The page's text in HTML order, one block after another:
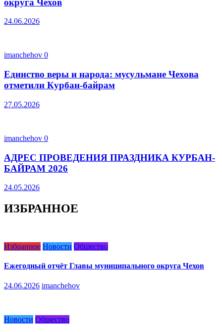
24.06.2026
imanchehov 0
Единство веры и народа: мусульмане Чехова
отметили Курбан-байрам
27.05.2026
imanchehov 0
АДРЕС ПРОВЕДЕНИЯ ПРАЗДНИКА КУРБАН-
БАЙРАМ 2026
24.05.2026
ИЗБРАННОЕ
Избранное Новости Общество
Ежегодный отчёт Главы муниципального округа Чехов
24.06.2026 imanchehov
Новости Общество